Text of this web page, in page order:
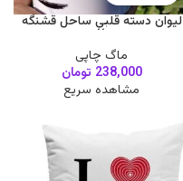
لیوان دسته قلبی ساحل قشنگه
:))
ماگ چاپی
238,000 تومان
مشاهده سریع